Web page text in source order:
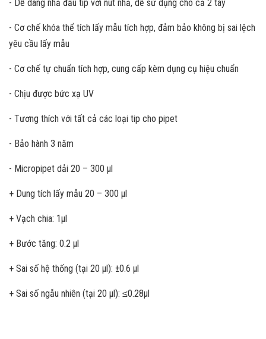
- Dễ dàng nhả đầu tip với nút nhả, dễ sử dụng cho cả 2 tay
- Cơ chế khóa thể tích lấy mẫu tích hợp, đảm bảo không bị sai lệch
yêu cầu lấy mẫu
- Cơ chế tự chuẩn tích hợp, cung cấp kèm dụng cụ hiệu chuẩn
- Chịu được bức xạ UV
- Tương thích với tất cả các loại tip cho pipet
- Bảo hành 3 năm
- Micropipet dải 20 – 300 µl
+ Dung tích lấy mẫu 20 – 300 µl
+ Vạch chia: 1µl
+ Bước tăng: 0.2 µl
+ Sai số hệ thống (tại 20 µl): ±0.6 µl
+ Sai số ngẫu nhiên (tại 20 µl): ≤0.28µl